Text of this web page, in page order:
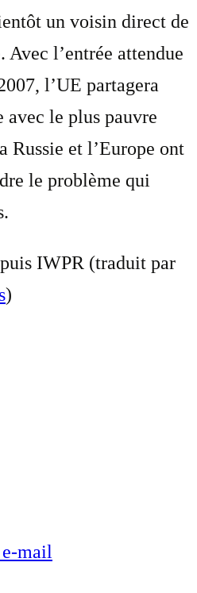
un voisin direct de
Avec l’entrée attendue
l’UE partagera
le plus pauvre
Russie et l’Europe ont
le problème qui
IWPR (traduit par
)
mail